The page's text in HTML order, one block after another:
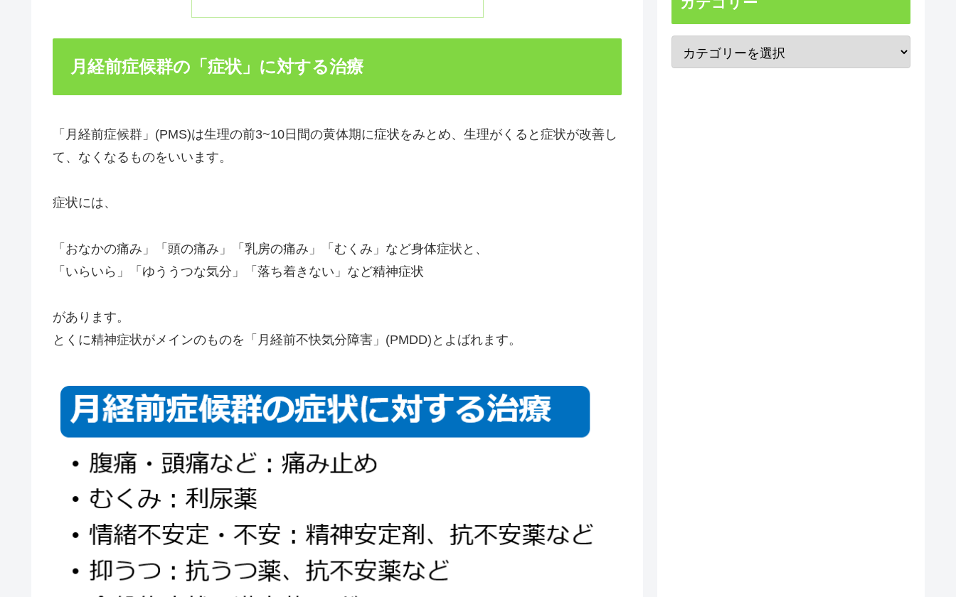
月経前症候群の「症状」に対する治療
「月経前症候群」(PMS)は生理の前3~10日間の黄体期に症状をみとめ、生理がくると症状が改善し
て、なくなるものをいいます。
症状には、
「おなかの痛み」「頭の痛み」「乳房の痛み」「むくみ」など身体症状と、
「いらいら」「ゆううつな気分」「落ち着きない」など精神症状
があります。
とくに精神症状がメインのものを「月経前不快気分障害」(PMDD)とよばれます。